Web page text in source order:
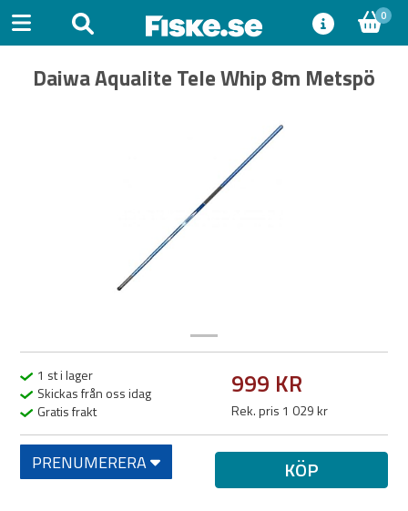
0
Daiwa Aqualite Tele Whip 8m Metspö
1 st i lager
Skickas från oss idag
Gratis frakt
999 KR
Rek. pris 1 029 kr
PRENUMERERA
KÖP